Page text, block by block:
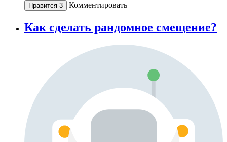
Нравится 3 Комментировать
Как сделать рандомное смещение?